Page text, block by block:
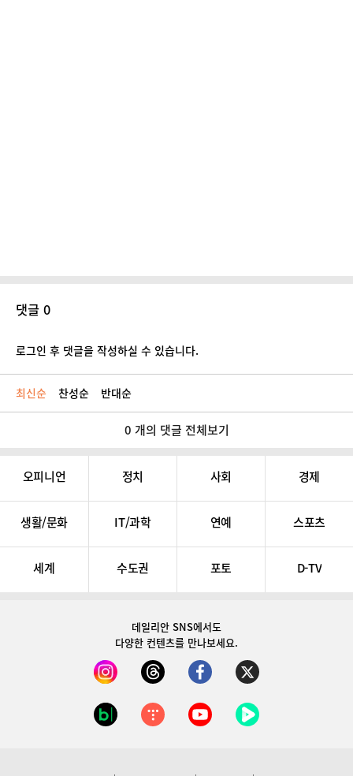
댓글 0
로그인 후 댓글을 작성하실 수 있습니다.
최신순 찬성순 반대순
0 개의 댓글 전체보기
오피니언 정치 사회 경제
생활/문화 IT/과학 연예 스포츠
세계 수도권 포토 D-TV
데일리안 SNS에서도
다양한 컨텐츠를 만나보세요.